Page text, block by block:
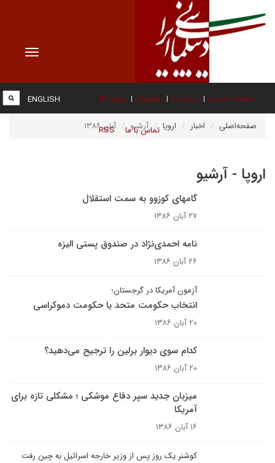
Toggle
صفحه نخست درباره ما عضویت پیوند ها
تماس با ما RSS
ENGLISH
صفحه‌اصلی اخبار اروپا آرشیو آبان ۱۳۸۶
اروپا - آرشیو
گامهای کوزوو به سمت استقلال
۲۷ آبان ۱۳۸۶
نامه احمدی‌نژاد در صندوق پستی الیزه
۲۶ آبان ۱۳۸۶
آزمون آمریکا در گرجستان؛
انتخاب حکومت متحد یا حکومت دموکراسی
۲۰ آبان ۱۳۸۶
کدام سوى ديوار برلين را ترجيح مى‌دهيد؟
۲۰ آبان ۱۳۸۶
میزبان جدید سپر دفاع موشکی ؛ مشکلی تازه برای
آمریکا
۱۶ آبان ۱۳۸۶
کوشنر یک روز پس از وزیر خارجه اسرائیل به چین رفت